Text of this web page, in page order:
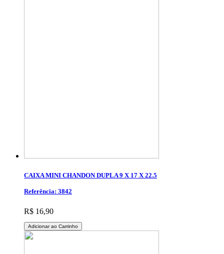
CAIXA MINI CHANDON DUPLA 9 X 17 X 22.5
Referência: 3842
R$ 16,90
Adicionar ao Carrinho